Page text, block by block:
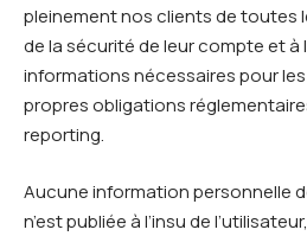
pleinement nos clients de toutes
de la sécurité de leur compte et
informations nécessaires pour
propres obligations
reporting.
Aucune information personnelle
n’est publiée à l’insu de